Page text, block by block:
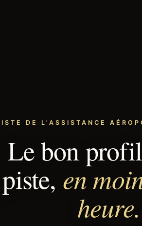
DE L'ASSISTANCE
Le bon
piste, en
heure.